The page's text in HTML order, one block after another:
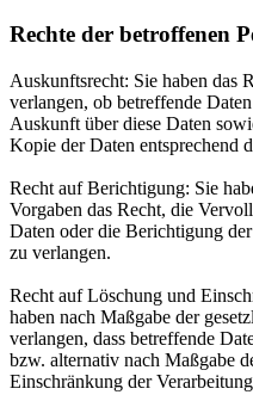
Rechte der betroffenen
Auskunftsrecht: Sie haben das
verlangen, ob betreffende
Auskunft über diese Daten
Kopie der Daten entsprechend
Recht auf Berichtigung: Sie
Vorgaben das Recht, die
Daten oder die Berichtigung
zu verlangen.
Recht auf Löschung und
haben nach Maßgabe der
verlangen, dass betreffende
bzw. alternativ nach Maßgabe
Einschränkung der